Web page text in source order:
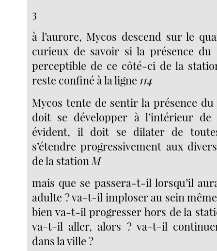
3
à l’aurore, Mycos descend sur le
curieux de savoir si la présence du
perceptible de ce côté-ci de la
reste confiné à la ligne 114
Mycos tente de sentir la présence
doit se développer à l’intérieur de
évident, il doit se dilater de
s’étendre progressivement aux
de la station M
mais que se passera-t-il lorsqu’il
adulte ? va-t-il imploser au sein
bien va-t-il progresser hors de la
va-t-il aller, alors ? va-t-il
dans la ville ?